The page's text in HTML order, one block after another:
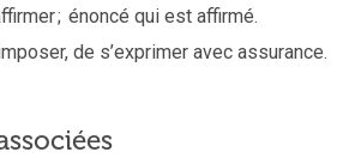
; énoncé qui est affirmé.
de s’exprimer avec assurance.